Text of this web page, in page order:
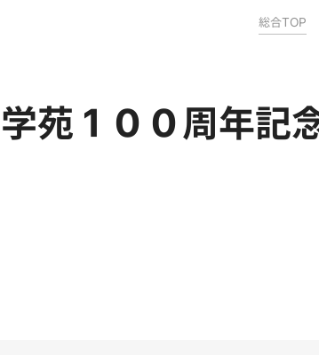
総合TOP
苑１００周年記